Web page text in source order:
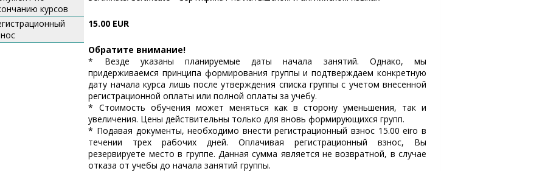
курсов
15.00 EUR
Обратите внимание!
* Везде указаны планируемые даты начала занятий. Однако, мы
придерживаемся принципа формирования группы и подтверждаем конкретную
дату начала курса лишь после утверждения списка группы с учетом внесенной
регистрационной оплаты или полной оплаты за учебу.
* Cтоимость обучения может меняться как в сторону уменьшения, так и
увеличения. Цены действительны только для вновь формирующихся групп.
* Подавая документы, необходимо внести регистрационный взнос 15.00 eiro в
течении трех рабочих дней. Оплачивая регистрационный взнос, Вы
резервируете место в группе. Данная сумма является не возвратной, в случае
отказа от учебы до начала занятий группы.